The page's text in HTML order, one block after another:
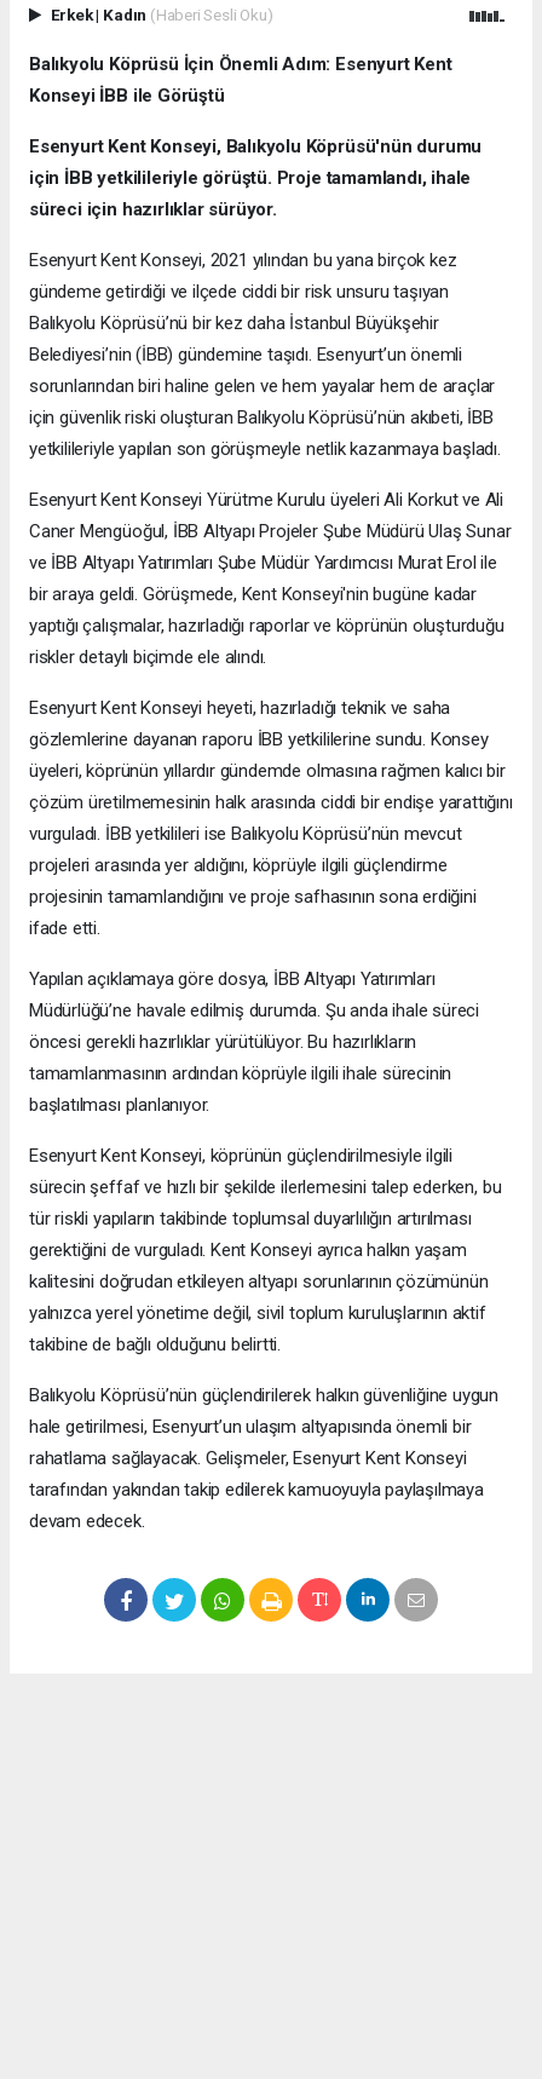
Erkek| Kadın (Haberi Sesli Oku)
Balıkyolu Köprüsü İçin Önemli Adım: Esenyurt Kent
Konseyi İBB ile Görüştü
Esenyurt Kent Konseyi, Balıkyolu Köprüsü'nün durumu
için İBB yetkilileriyle görüştü. Proje tamamlandı, ihale
süreci için hazırlıklar sürüyor.
Esenyurt Kent Konseyi, 2021 yılından bu yana birçok kez
gündeme getirdiği ve ilçede ciddi bir risk unsuru taşıyan
Balıkyolu Köprüsü’nü bir kez daha İstanbul Büyükşehir
Belediyesi’nin (İBB) gündemine taşıdı. Esenyurt’un önemli
sorunlarından biri haline gelen ve hem yayalar hem de araçlar
için güvenlik riski oluşturan Balıkyolu Köprüsü’nün akıbeti, İBB
yetkilileriyle yapılan son görüşmeyle netlik kazanmaya başladı.
Esenyurt Kent Konseyi Yürütme Kurulu üyeleri Ali Korkut ve Ali
Caner Mengüoğul, İBB Altyapı Projeler Şube Müdürü Ulaş Sunar
ve İBB Altyapı Yatırımları Şube Müdür Yardımcısı Murat Erol ile
bir araya geldi. Görüşmede, Kent Konseyi'nin bugüne kadar
yaptığı çalışmalar, hazırladığı raporlar ve köprünün oluşturduğu
riskler detaylı biçimde ele alındı.
Esenyurt Kent Konseyi heyeti, hazırladığı teknik ve saha
gözlemlerine dayanan raporu İBB yetkililerine sundu. Konsey
üyeleri, köprünün yıllardır gündemde olmasına rağmen kalıcı bir
çözüm üretilmemesinin halk arasında ciddi bir endişe yarattığını
vurguladı. İBB yetkilileri ise Balıkyolu Köprüsü’nün mevcut
projeleri arasında yer aldığını, köprüyle ilgili güçlendirme
projesinin tamamlandığını ve proje safhasının sona erdiğini
ifade etti.
Yapılan açıklamaya göre dosya, İBB Altyapı Yatırımları
Müdürlüğü’ne havale edilmiş durumda. Şu anda ihale süreci
öncesi gerekli hazırlıklar yürütülüyor. Bu hazırlıkların
tamamlanmasının ardından köprüyle ilgili ihale sürecinin
başlatılması planlanıyor.
Esenyurt Kent Konseyi, köprünün güçlendirilmesiyle ilgili
sürecin şeffaf ve hızlı bir şekilde ilerlemesini talep ederken, bu
tür riskli yapıların takibinde toplumsal duyarlılığın artırılması
gerektiğini de vurguladı. Kent Konseyi ayrıca halkın yaşam
kalitesini doğrudan etkileyen altyapı sorunlarının çözümünün
yalnızca yerel yönetime değil, sivil toplum kuruluşlarının aktif
takibine de bağlı olduğunu belirtti.
Balıkyolu Köprüsü’nün güçlendirilerek halkın güvenliğine uygun
hale getirilmesi, Esenyurt’un ulaşım altyapısında önemli bir
rahatlama sağlayacak. Gelişmeler, Esenyurt Kent Konseyi
tarafından yakından takip edilerek kamuoyuyla paylaşılmaya
devam edecek.